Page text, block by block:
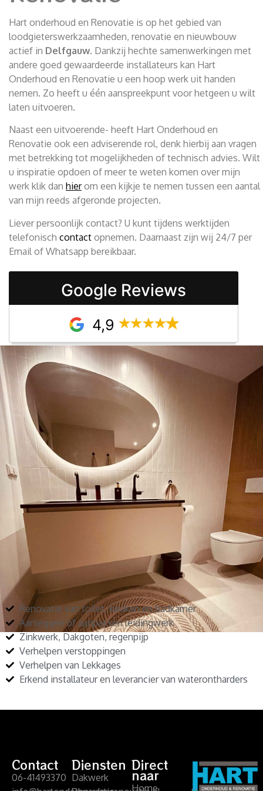
Hart onderhoud en Renovatie is op het gebied van
loodgieterswerkzaamheden, renovatie en nieuwbouw
actief in Delfgauw. Dankzij hechte samenwerkingen met
andere goed gewaardeerde installateurs kan Hart
Onderhoud en Renovatie u een hoop werk uit handen
nemen. Zo heeft u één aanspreekpunt voor hetgeen u wilt
laten uitvoeren.
Naast een uitvoerende- heeft Hart Onderhoud en
Renovatie ook een adviserende rol, denk hierbij aan vragen
met betrekking tot mogelijkheden of technisch advies. Wilt
u inspiratie opdoen of meer te weten komen over mijn
werk klik dan hierom een kijkje te nemen tussen een aantal
van mijn reeds afgeronde projecten.
Liever persoonlijk contact? U kunt tijdens werktijden
telefonisch contact opnemen. Daarnaast zijn wij 24/7 per
Email of Whatsapp bereikbaar.
Google Reviews
4,9
Renovatie van toilet, keuken en badkamer
Aanleggen of aanpassen leidingwerk
Zinkwerk, Dakgoten, regenpijp
Verhelpen verstoppingen
Verhelpen van Lekkages
Erkend installateur en leverancier van waterontharders
Contact
06-41493370
Diensten
Dakwerk
Direct
naar
Home